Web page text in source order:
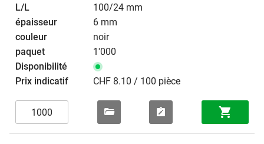
100/24 mm
6 mm
noir
1'000
CHF 8.10 / 100 pièce